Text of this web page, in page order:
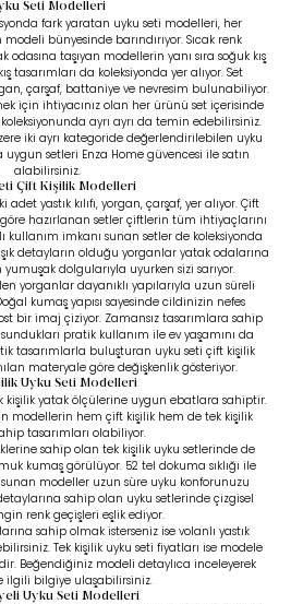
Seti Modelleri
fark yaratan uyku seti modelleri, her
bünyesinde barındırıyor. Sıcak renk
taşıyan modellerin yanı sıra soğuk kış
tasarımları da koleksiyonda yer alıyor. Set
çarşaf, battaniye ve nevresim bulunabiliyor.
için ihtiyacınız olan her ürünü set içerisinde
koleksiyonunda ayrı ayrı da temin edebilirsiniz.
iki ayrı kategoride değerlendirilebilen uyku
setleri Enza Home güvencesi ile satın
alabilirsiniz.
Çift Kişilik Modelleri
yastık kılıfı, yorgan, çarşaf, yer alıyor. Çift
hazırlanan setler çiftlerin tüm ihtiyaçlarını
kullanım imkanı sunan setler de koleksiyonda
detayların olduğu yorganlar yatak odalarına
yumuşak dolgularıyla uyurken sizi sarıyor.
yorganlar dayanıklı yapılarıyla uzun süreli
kumaş yapısı sayesinde cildinizin nefes
bir imaj çiziyor. Zamansız tasarımlara sahip
pratik kullanım ile ev yaşamını da
tasarımlarla buluşturan uyku seti çift kişilik
materyale göre değişkenlik gösteriyor.
Uyku Seti Modelleri
kişilik yatak ölçülerine uygun ebatlara sahiptir.
modellerin hem çift kişilik hem de tek kişilik
tasarımları olabiliyor.
sahip olan tek kişilik uyku setlerinde de
kumaş görülüyor. 52 tel dokuma sıklığı ile
modeller uzun süre uyku konforunuzu
sahip olan uyku setlerinde çizgisel
renk geçişleri eşlik ediyor.
sahip olmak isterseniz ise volanlı yastık
Tek kişilik uyku seti fiyatları ise modele
Beğendiğiniz modeli detaylıca inceleyerek
ilgili bilgiye ulaşabilirsiniz.
Uyku Seti Modelleri